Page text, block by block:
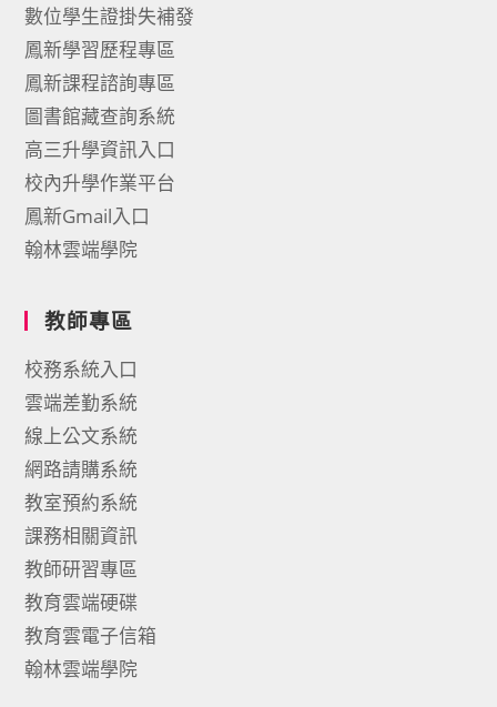
數位學生證掛失補發
鳳新學習歷程專區
鳳新課程諮詢專區
圖書館藏查詢系統
高三升學資訊入口
校內升學作業平台
鳳新Gmail入口
翰林雲端學院
教師專區
校務系統入口
雲端差勤系統
線上公文系統
網路請購系統
教室預約系統
課務相關資訊
教師研習專區
教育雲端硬碟
教育雲電子信箱
翰林雲端學院